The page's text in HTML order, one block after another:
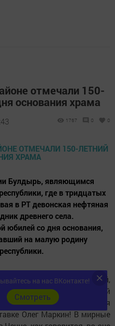
отмечали 150-
основания храма
1767 0 0
Булдырь, являющимся
где в тридцатых
в РТ девонская нефтяная
древнего села.
юбилей со дня основания,
на малую родину
один человек с верой,
наделенный житейской
творца, каким является
Олег Маркин! В мирные
на нас ВКонтакте!
Cмотреть